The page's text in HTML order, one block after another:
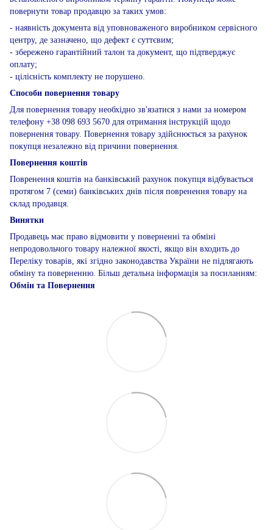
повернути товар продавцю за таких умов:
- наявність документа від уповноваженого виробником сервісного
центру, де зазначено, що дефект є суттєвим;
- збережено гарантійний талон та документ, що підтверджує
оплату;
- цілісність комплекту не порушено.
Способи повернення товару
Для повернення товару необхідно зв'язатися з нами за номером
телефону +38 098 693 5670 для отримання інструкцій щодо
повернення товару. Повернення товару здійснюється за рахунок
покупця незалежно від причини повернення.
Повернення коштів
Повренення коштів на банківський рахунок покупця відбувається
протягом 7 (семи) банківських днів після повренення товару на
склад продавця.
Винятки
Продавець має право відмовити у поверненні та обміні
непродовольчого товару належної якості, якщо він входить до
Переліку товарів, які згідно законодавства України не підлягають
обміну та поверненню. Більш детальна інформація за посиланням:
Обмін та Повернення